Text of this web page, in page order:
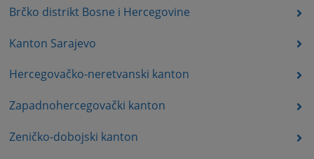
Brčko distrikt Bosne i Hercegovine
Kanton Sarajevo
Hercegovačko-neretvanski kanton
Zapadnohercegovački kanton
Zeničko-dobojski kanton